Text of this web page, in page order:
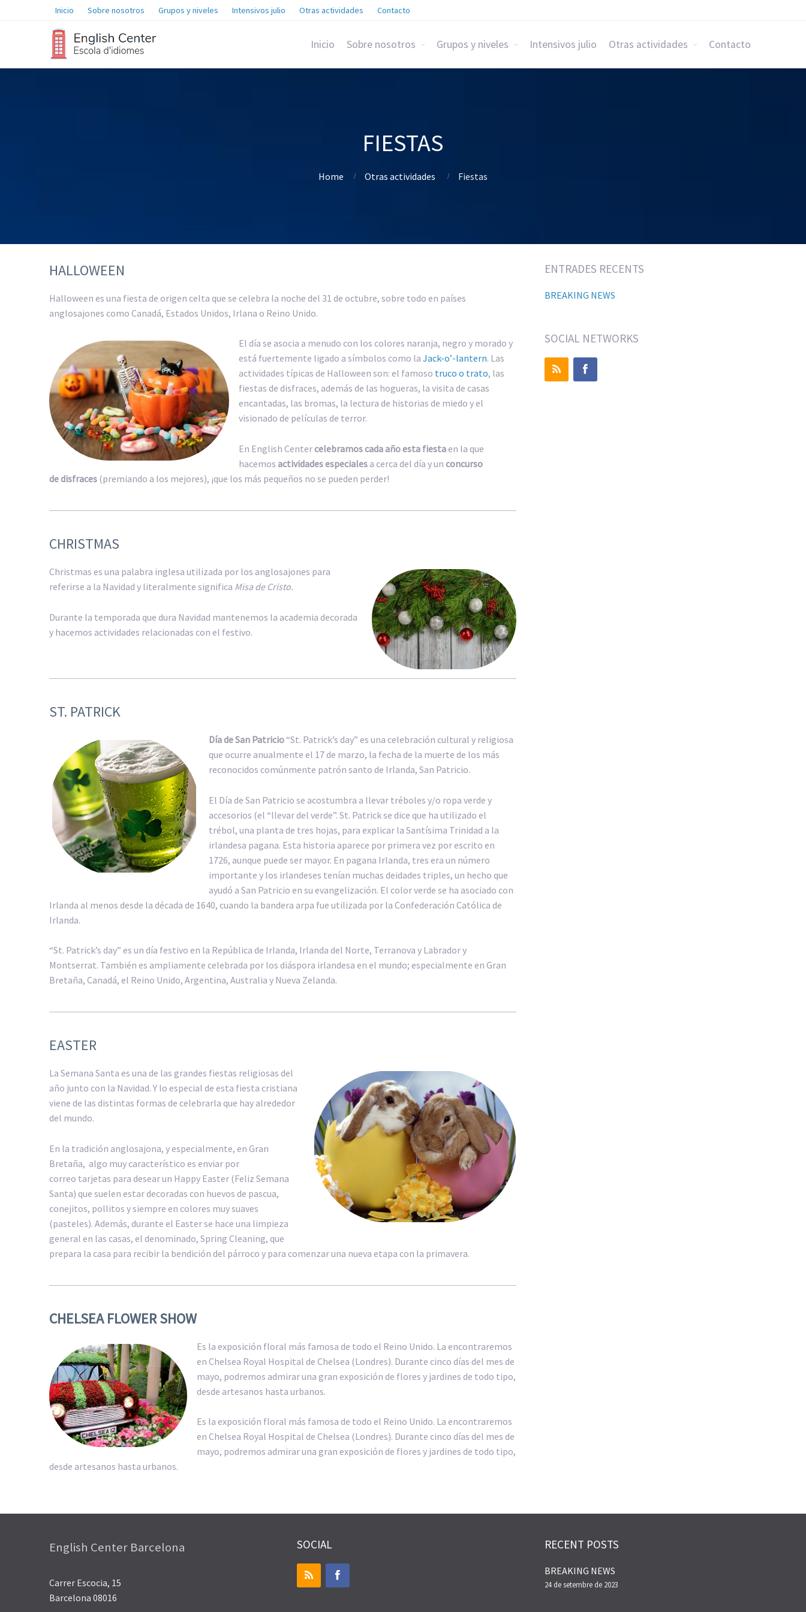
Inicio Sobre nosotros Grupos y niveles Intensivos julio Otras actividades Contacto
Inicio Sobre nosotros Grupos y niveles Intensivos julio Otras actividades Contacto
FIESTAS
Home Otras actividades Fiestas
HALLOWEEN
Halloween es una fiesta de origen celta que se celebra la noche del 31 de octubre, sobre todo en países
anglosajones como Canadá, Estados Unidos, Irlana o Reino Unido.
El día se asocia a menudo con los colores naranja, negro y morado y
está fuertemente ligado a símbolos como la Jack-o’-lantern. Las
actividades típicas de Halloween son: el famoso truco o trato, las
fiestas de disfraces, además de las hogueras, la visita de casas
encantadas, las bromas, la lectura de historias de miedo y el
visionado de películas de terror.
En English Centercelebramos cada año esta fiesta en la que
hacemos actividades especiales a cerca del día y un concurso
de disfraces (premiando a los mejores), ¡que los más pequeños no se pueden perder!
CHRISTMAS
Christmas es una palabra inglesa utilizada por los anglosajones para
referirse a la Navidad y literalmente significa Misa de Cristo.
Durante la temporada que dura Navidad mantenemos la academia decorada
y hacemos actividades relacionadas con el festivo.
ST. PATRICK
Día de San Patricio “St. Patrick’s day” es una celebración cultural y religiosa
que ocurre anualmente el 17 de marzo, la fecha de la muerte de los más
reconocidos comúnmente patrón santo de Irlanda, San Patricio.
El Día de San Patricio se acostumbra a llevar tréboles y/o ropa verde y
accesorios (el “llevar del verde”. St. Patrick se dice que ha utilizado el
trébol, una planta de tres hojas, para explicar la Santísima Trinidad a la
irlandesa pagana. Esta historia aparece por primera vez por escrito en
1726, aunque puede ser mayor. En pagana Irlanda, tres era un número
importante y los irlandeses tenían muchas deidades triples, un hecho que
ayudó a San Patricio en su evangelización. El color verde se ha asociado con
Irlanda al menos desde la década de 1640, cuando la bandera arpa fue utilizada por la Confederación Católica de
Irlanda.
“St. Patrick’s day” es un día festivo en la República de Irlanda, Irlanda del Norte, Terranova y Labrador y
Montserrat. También es ampliamente celebrada por los diáspora irlandesa en el mundo; especialmente en Gran
Bretaña, Canadá, el Reino Unido, Argentina, Australia y Nueva Zelanda.
EASTER
La Semana Santa es una de las grandes fiestas religiosas del
año junto con la Navidad. Y lo especial de esta fiesta cristiana
viene de las distintas formas de celebrarla que hay alrededor
del mundo.
En la tradición anglosajona, y especialmente, en Gran
Bretaña, algo muy característico es enviar por
correo tarjetas para desear un Happy Easter (Feliz Semana
Santa) que suelen estar decoradas con huevos de pascua,
conejitos, pollitos y siempre en colores muy suaves
(pasteles). Además, durante el Easter se hace una limpieza
general en las casas, el denominado, Spring Cleaning, que
prepara la casa para recibir la bendición del párroco y para comenzar una nueva etapa con la primavera.
CHELSEA FLOWER SHOW
Es la exposición floral más famosa de todo el Reino Unido. La encontraremos
en Chelsea Royal Hospital de Chelsea (Londres). Durante cinco días del mes de
mayo, podremos admirar una gran exposición de flores y jardines de todo tipo,
desde artesanos hasta urbanos.
Es la exposición floral más famosa de todo el Reino Unido. La encontraremos
en Chelsea Royal Hospital de Chelsea (Londres). Durante cinco días del mes de
mayo, podremos admirar una gran exposición de flores y jardines de todo tipo,
desde artesanos hasta urbanos.
ENTRADES RECENTS
BREAKING NEWS
SOCIAL NETWORKS
English Center Barcelona
Carrer Escocia, 15
Barcelona 08016
SOCIAL RECENT POSTS
BREAKING NEWS
24 de setembre de 2023